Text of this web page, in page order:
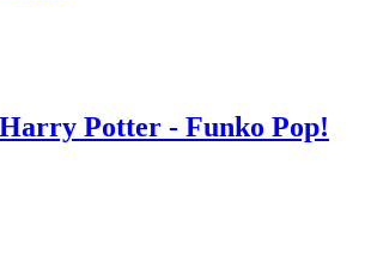
Potter - Funko Pop!